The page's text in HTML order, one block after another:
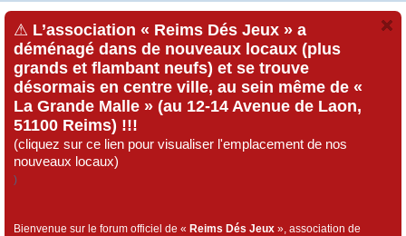
⚠ L’association « Reims Dés Jeux » a
déménagé dans de nouveaux locaux (plus
grands et flambant neufs) et se trouve
désormais en centre ville, au sein même de «
La Grande Malle » (au 12-14 Avenue de Laon,
51100 Reims) !!!
(cliquez sur ce lien pour visualiser l'emplacement de nos
nouveaux locaux)
)
Bienvenue sur le forum officiel de « Reims Dés Jeux », association de